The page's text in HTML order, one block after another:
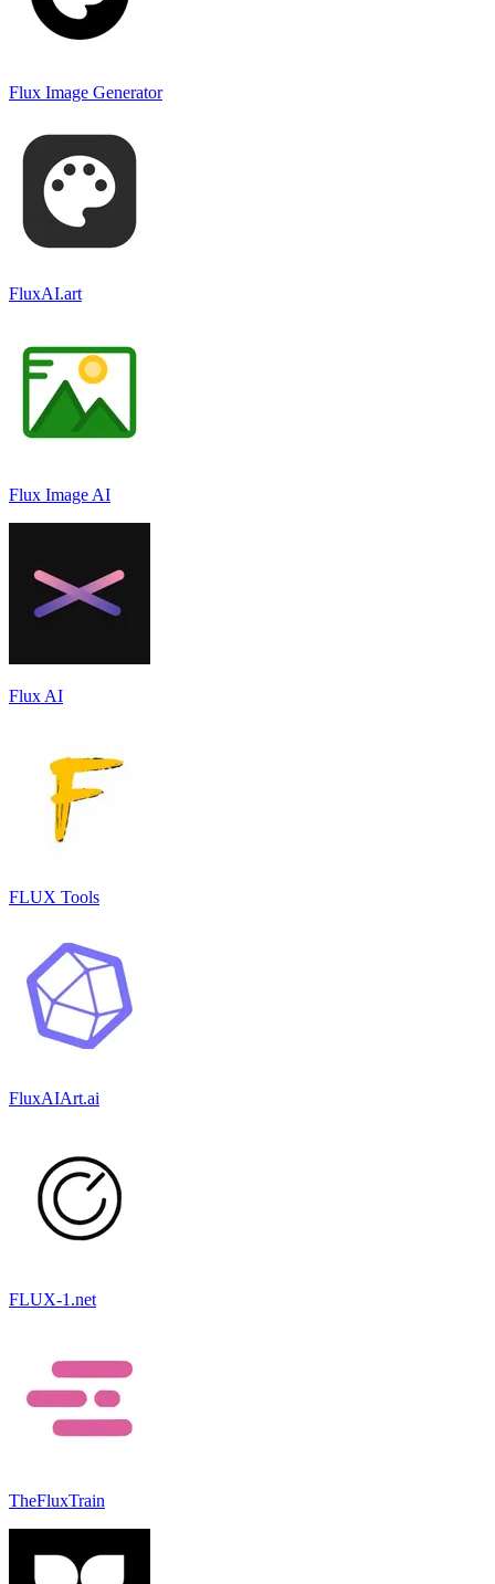
Flux Image Generator
FluxAI.art
Flux Image AI
Flux AI
FLUX Tools
FluxAIArt.ai
FLUX-1.net
TheFluxTrain